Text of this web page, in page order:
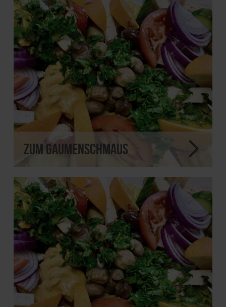
Zum Gaumenschmaus